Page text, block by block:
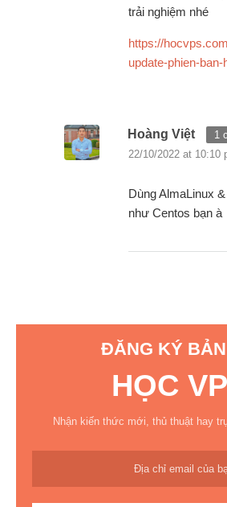
trải nghiệm nhé
https://
update-phien-
Hoàng Việt
1
22/10/2022 at 10:10
Dùng AlmaLinux
như Centos bạn à
ĐĂNG KÝ
HỌC
Nhận kiến thức mới, thủ thuật hay